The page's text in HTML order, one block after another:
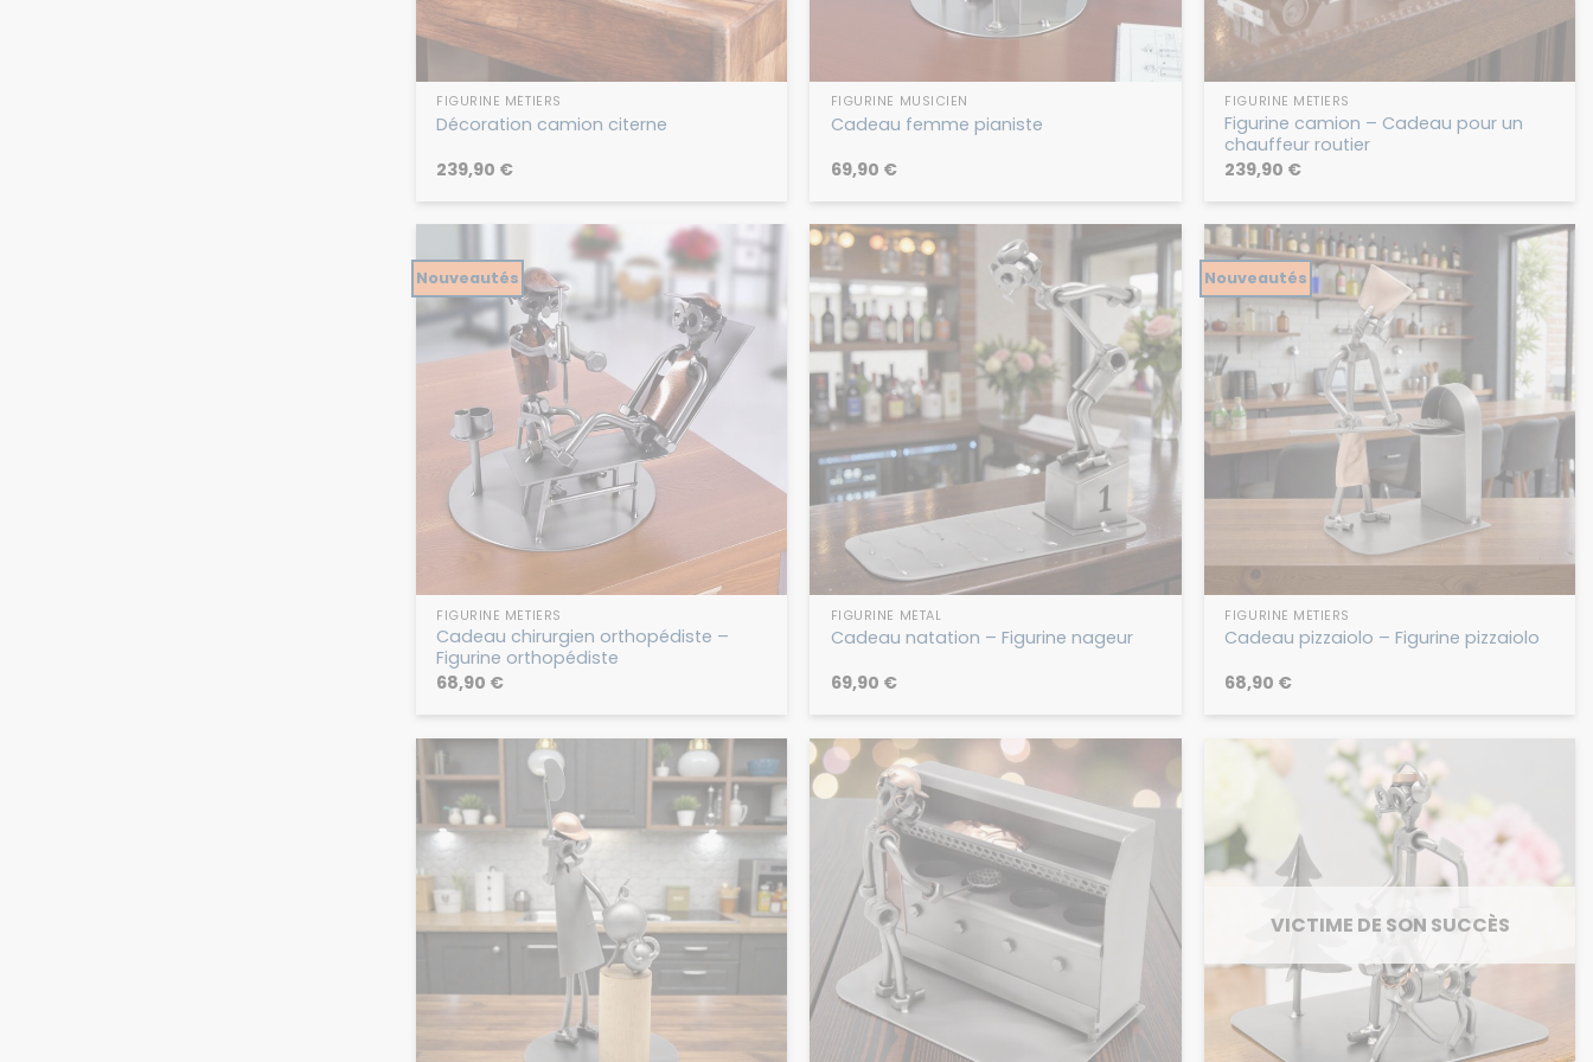
FIGURINE MÉTIERS
Décoration camion citerne
239,90 €
FIGURINE MUSICIEN
Cadeau femme pianiste
69,90 €
FIGURINE MÉTIERS
Figurine camion – Cadeau pour un
chauffeur routier
239,90 €
Nouveautés
FIGURINE MÉTIERS
Cadeau chirurgien orthopédiste –
Figurine orthopédiste
68,90 €
FIGURINE MÉTAL
Cadeau natation – Figurine nageur
69,90 €
Nouveautés
FIGURINE MÉTIERS
Cadeau pizzaiolo – Figurine pizzaiolo
68,90 €
VICTIME DE SON SUCCÈS